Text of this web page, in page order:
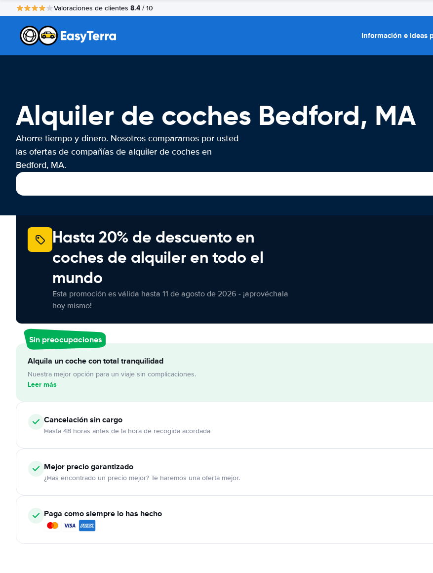
Valoraciones de clientes 8.4 / 10
Información e ideas
Alquiler de coches Bedford, MA
Ahorre tiempo y dinero. Nosotros comparamos por usted
las ofertas de compañías de alquiler de coches en
Bedford, MA.
Hasta 20% de descuento en
coches de alquiler en todo el
mundo
Esta promoción es válida hasta 11 de agosto de 2026 - ¡aprovéchala
hoy mismo!
Sin preocupaciones
Alquila un coche con total tranquilidad
Nuestra mejor opción para un viaje sin complicaciones.
Leer más
Cancelaciónsin cargo
Hasta 48 horas antes de la hora de recogida acordada
Mejor precio garantizado
¿Has encontrado un precio mejor? Te haremos una oferta mejor.
Paga como siempre lo has hecho